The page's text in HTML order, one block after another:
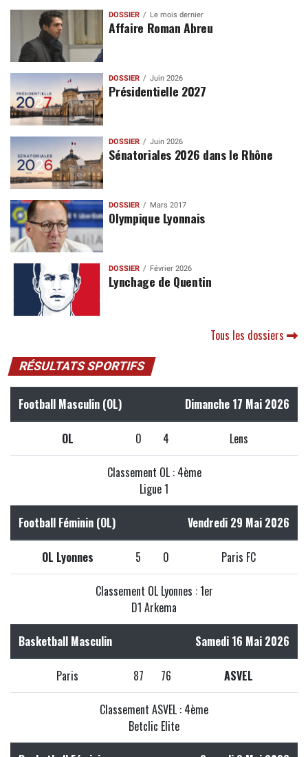
DOSSIER Le mois dernier
Affaire Roman Abreu
DOSSIER Juin 2026
Présidentielle 2027
DOSSIER Juin 2026
Sénatoriales 2026 dans le Rhône
DOSSIER Mars 2017
Olympique Lyonnais
DOSSIER Février 2026
Lynchage de Quentin
Tous les dossiers
RÉSULTATS SPORTIFS
Football Masculin (OL) Dimanche 17 Mai 2026
OL 0 4 Lens
Classement OL : 4ème
Ligue 1
Football Féminin (OL) Vendredi 29 Mai 2026
OL Lyonnes 5 0 Paris FC
Classement OL Lyonnes : 1er
D1 Arkema
Basketball Masculin Samedi 16 Mai 2026
Paris 87 76 ASVEL
Classement ASVEL : 4ème
Betclic Elite